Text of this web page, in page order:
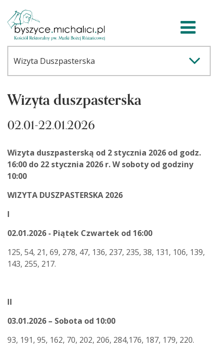
Wizyta duszpasterska
02.01-22.01.2026
Wizyta duszpasterską od 2 stycznia 2026 od godz.
16:00 do 22 stycznia 2026 r. W soboty od godziny
10:00
WIZYTA DUSZPASTERSKA 2026
I
02.01.2026 - Piątek Czwartek od 16:00
125, 54, 21, 69, 278, 47, 136, 237, 235, 38, 131, 106, 139,
143, 255, 217.
II
03.01.2026 – Sobota od 10:00
93, 191, 95, 162, 70, 202, 206, 284,176, 187, 179, 220.